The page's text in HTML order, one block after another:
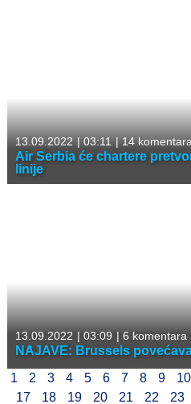
13.09.2022 |03:11 |14
Air Serbia će chartere
linije
13.09.2022 | 03:09 | 6 komentara
NAJAVE: Brussels
1
2 3 4 5 6 7 8 9 10
17
18 19 20 21 22 23